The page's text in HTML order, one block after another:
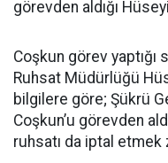
görevden aldığı
Coşkun görev yaptığı
Ruhsat Müdürlüğü
bilgilere göre; Şükrü
Coşkun’u görevden
ruhsatı da iptal etmek